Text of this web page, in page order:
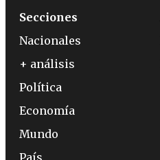
Secciones
Nacionales
+ análisis
Política
Economía
Mundo
País